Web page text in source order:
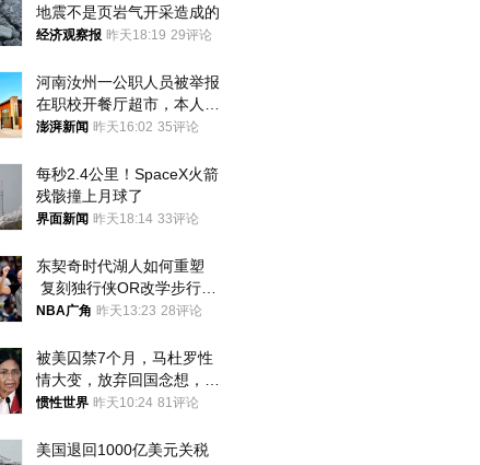
地震不是页岩气开采造成的
经济观察报 昨天18:19 29评论
河南汝州一公职人员被举报
在职校开餐厅超市，本人回
应称“是给别人帮忙”
澎湃新闻 昨天16:02 35评论
每秒2.4公里！SpaceX火箭
残骸撞上月球了
界面新闻 昨天18:14 33评论
东契奇时代湖人如何重塑
复刻独行侠OR改学步行
者？
NBA广角 昨天13:23 28评论
被美囚禁7个月，马杜罗性
情大变，放弃回国念想，最
后嘱托已公开
惯性世界 昨天10:24 81评论
美国退回1000亿美元关税